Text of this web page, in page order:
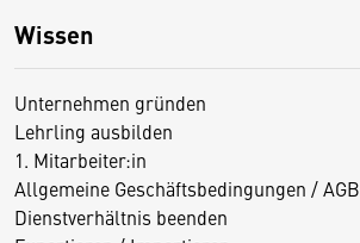
Wissen
Unternehmen gründen
Lehrling ausbilden
1. Mitarbeiter:in
Allgemeine Geschäftsbedingungen / AGB
Dienstverhältnis beenden